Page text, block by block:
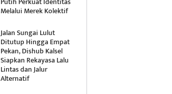
Melalui Merek Kolektif
Jalan Sungai Lulut
Ditutup Hingga Empat
Pekan, Dishub Kalsel
Siapkan Rekayasa Lalu
Lintas dan Jalur
Alternatif